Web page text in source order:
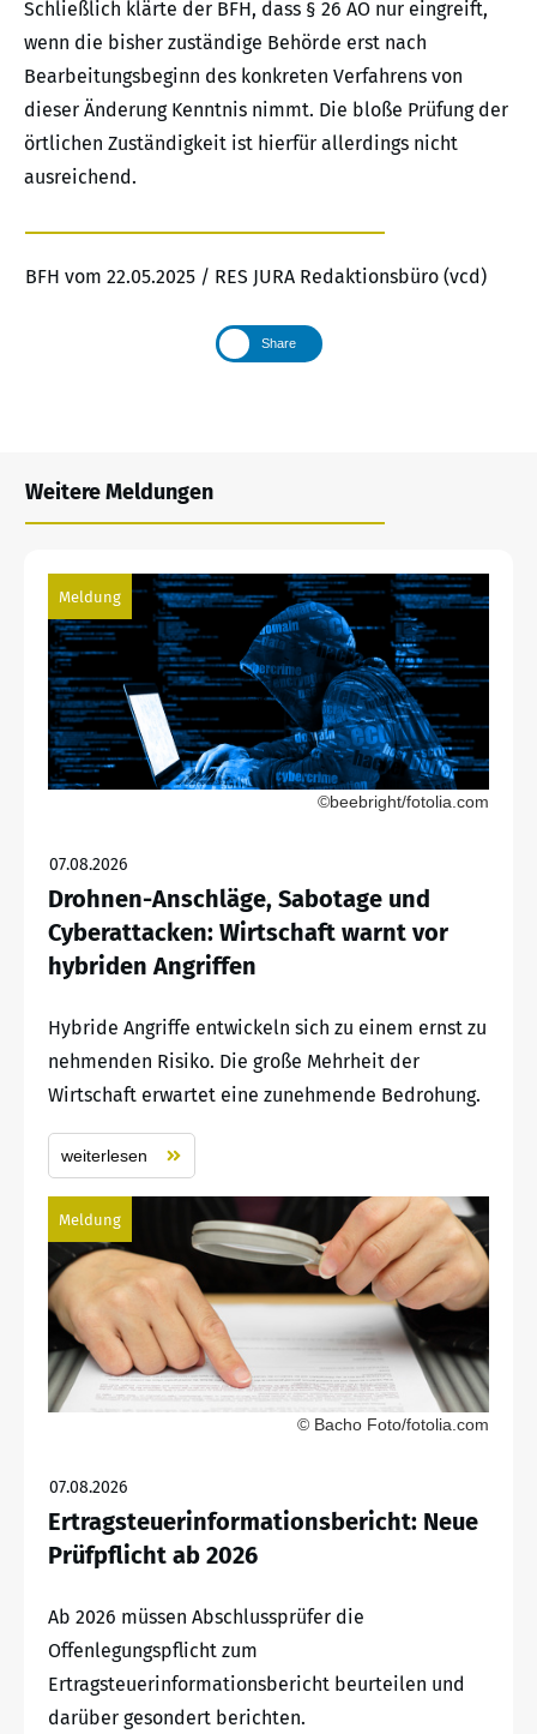
Schließlich klärte der BFH, dass § 26 AO nur eingreift,
wenn die bisher zuständige Behörde erst nach
Bearbeitungsbeginn des konkreten Verfahrens von
dieser Änderung Kenntnis nimmt. Die bloße Prüfung der
örtlichen Zuständigkeit ist hierfür allerdings nicht
ausreichend.
BFH vom 22.05.2025 / RES JURA Redaktionsbüro (vcd)
Share
Weitere Meldungen
Meldung
©beebright/fotolia.com
07.08.2026
Drohnen-Anschläge, Sabotage und
Cyberattacken: Wirtschaft warnt vor
hybriden Angriffen
Hybride Angriffe entwickeln sich zu einem ernst zu
nehmenden Risiko. Die große Mehrheit der
Wirtschaft erwartet eine zunehmende Bedrohung.
weiterlesen
Meldung
© Bacho Foto/fotolia.com
07.08.2026
Ertragsteuerinformationsbericht: Neue
Prüfpflicht ab 2026
Ab 2026 müssen Abschlussprüfer die
Offenlegungspflicht zum
Ertragsteuerinformationsbericht beurteilen und
darüber gesondert berichten.